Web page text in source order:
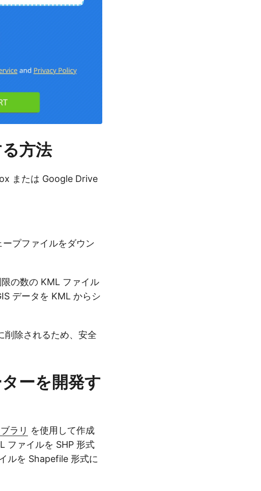
方法
または Google Drive
プファイルをダウン
の数の KML ファイル
データを KML からシ
削除されるため、安全
ーを開発す
ラリ を使用して作成
ファイルを SHP 形式
ルを Shapefile 形式に